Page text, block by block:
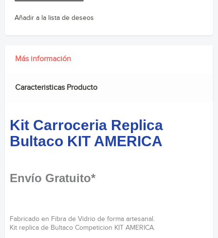
Añadir a la lista de deseos
Más información
Caracteristicas Producto
Kit Carroceria Replica
Bultaco KIT AMERICA
Envío Gratuito*
Fabricado en Fibra de Vidrio de forma artesanal.
Kit replica de Bultaco Competicion KIT AMERICA.